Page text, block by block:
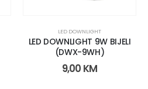
LED DOWNLIGHT
LED DOWNLIGHT 9W BIJELI
(DWX-9WH)
9,00 KM